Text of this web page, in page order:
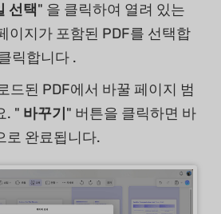
선택" 을 클릭하여 열려 있는
이지가 포함된 PDF를 선택합
릭합니다 .
드된 PDF에서 바꿀 페이지 범
. " 바꾸기 " 버튼을 클릭하면 바
로 완료됩니다.